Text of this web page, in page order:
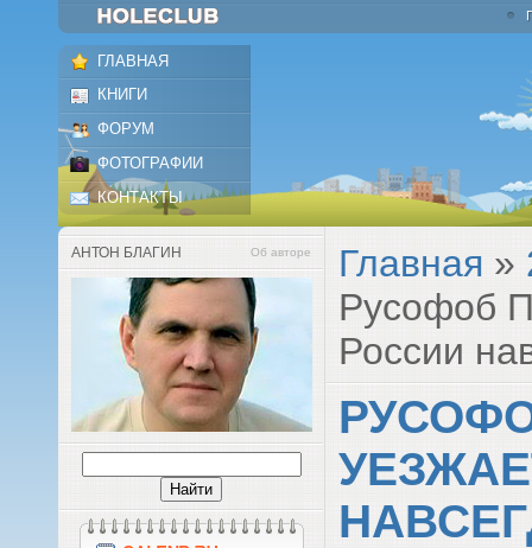
ГЛАВНАЯ
КНИГИ
ФОРУМ
ФОТОГРАФИИ
КОНТАКТЫ
АНТОН БЛАГИН Об авторе Главная »
Русофоб
России